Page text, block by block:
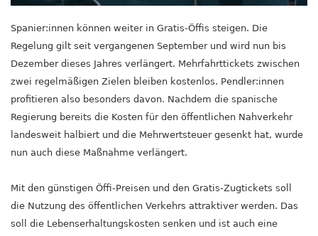
Spanier:innen können weiter in Gratis-Öffis steigen. Die
Regelung gilt seit vergangenen September und wird nun bis
Dezember dieses Jahres verlängert. Mehrfahrttickets zwischen
zwei regelmäßigen Zielen bleiben kostenlos. Pendler:innen
profitieren also besonders davon. Nachdem die spanische
Regierung bereits die Kosten für den öffentlichen Nahverkehr
landesweit halbiert und die Mehrwertsteuer gesenkt hat, wurde
nun auch diese Maßnahme verlängert.
Mit den günstigen Öffi-Preisen und den Gratis-Zugtickets soll
die Nutzung des öffentlichen Verkehrs attraktiver werden. Das
soll die Lebenserhaltungskosten senken und ist auch eine